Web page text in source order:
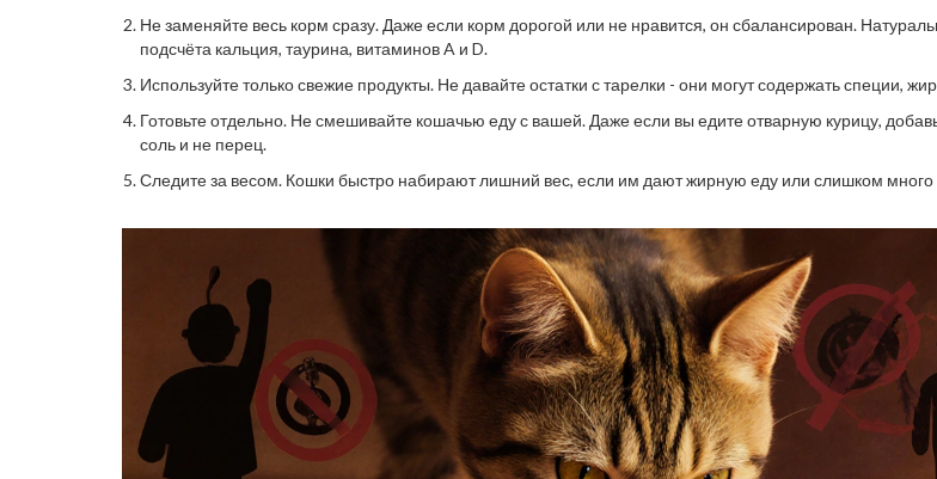
Не заменяйте весь корм сразу. Даже если корм дорогой или не нравится, он сбалансирован.
подсчёта кальция, таурина, витаминов A и D.
Используйте только свежие продукты. Не давайте остатки с тарелки - они могут содержать специи,
Готовьте отдельно. Не смешивайте кошачью еду с вашей. Даже если вы едите отварную курицу,
соль и не перец.
Следите за весом. Кошки быстро набирают лишний вес, если им дают жирную еду или слишком много